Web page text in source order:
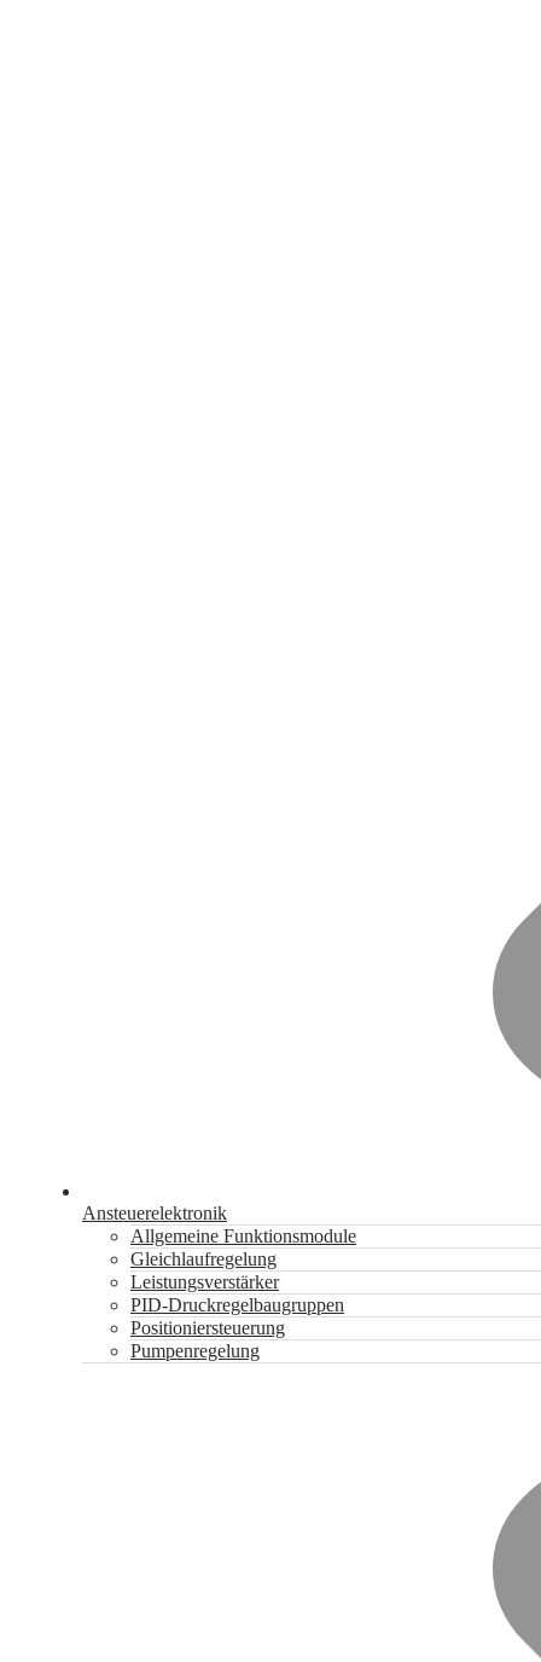
Ansteuerelektronik
Allgemeine Funktionsmodule
Gleichlaufregelung
Leistungsverstärker
PID-Druckregelbaugruppen
Positioniersteuerung
Pumpenregelung